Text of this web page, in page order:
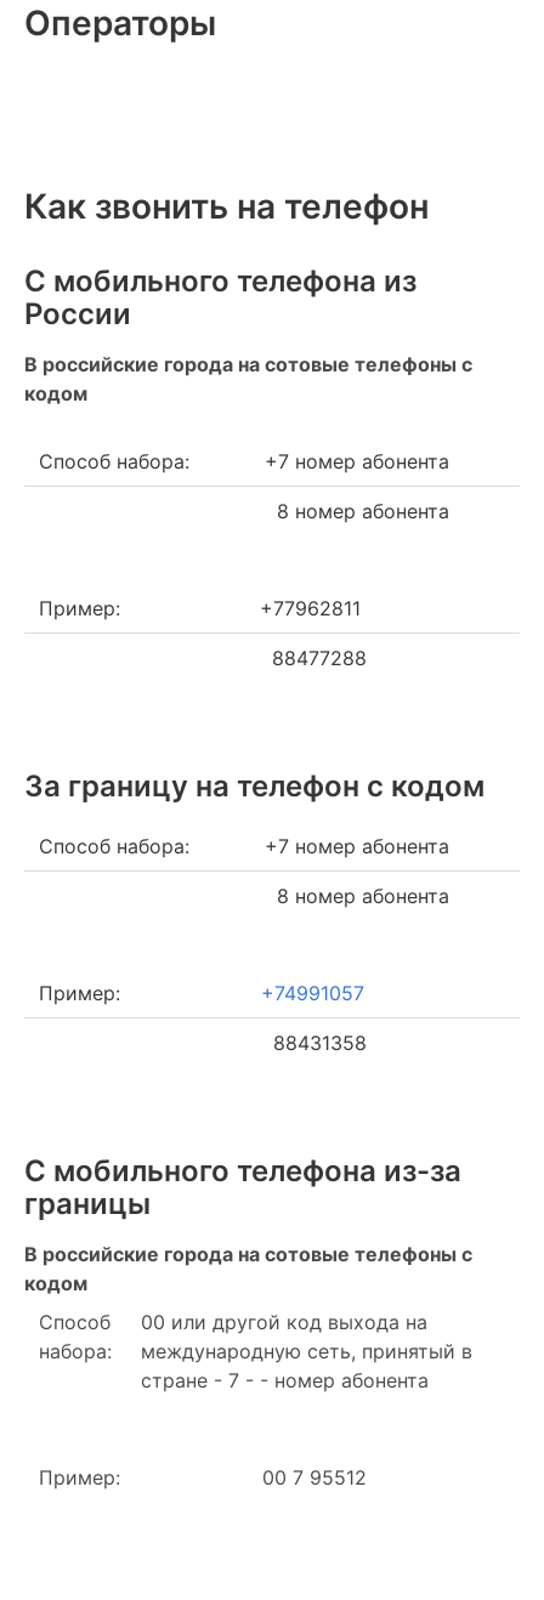
Операторы
Как звонить на телефон
С мобильного телефона из
России
В российские города на сотовые телефоны с
кодом
Способ набора: +7 номер абонента
8 номер абонента
Пример: +77962811
88477288
За границу на телефон c кодом
Способ набора: +7 номер абонента
8 номер абонента
Пример: +74991057
88431358
С мобильного телефона из-за
границы
В российские города на сотовые телефоны с
кодом
Способ
набора:
00 или другой код выхода на
международную сеть, принятый в
стране - 7 - - номер абонента
Пример: 00 7 95512